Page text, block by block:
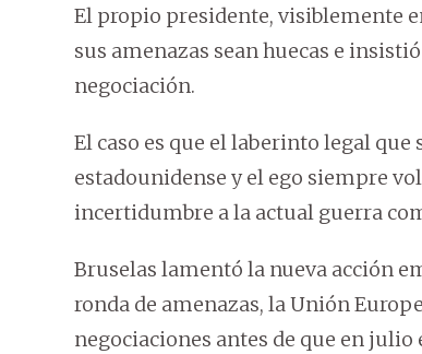
El propio presidente, visiblemente
sus amenazas sean huecas e
negociación.
El caso es que el laberinto legal
estadounidense y el ego siempre
incertidumbre a la actual guerra
Bruselas lamentó la nueva acción
ronda de amenazas, la Unión
negociaciones antes de que en